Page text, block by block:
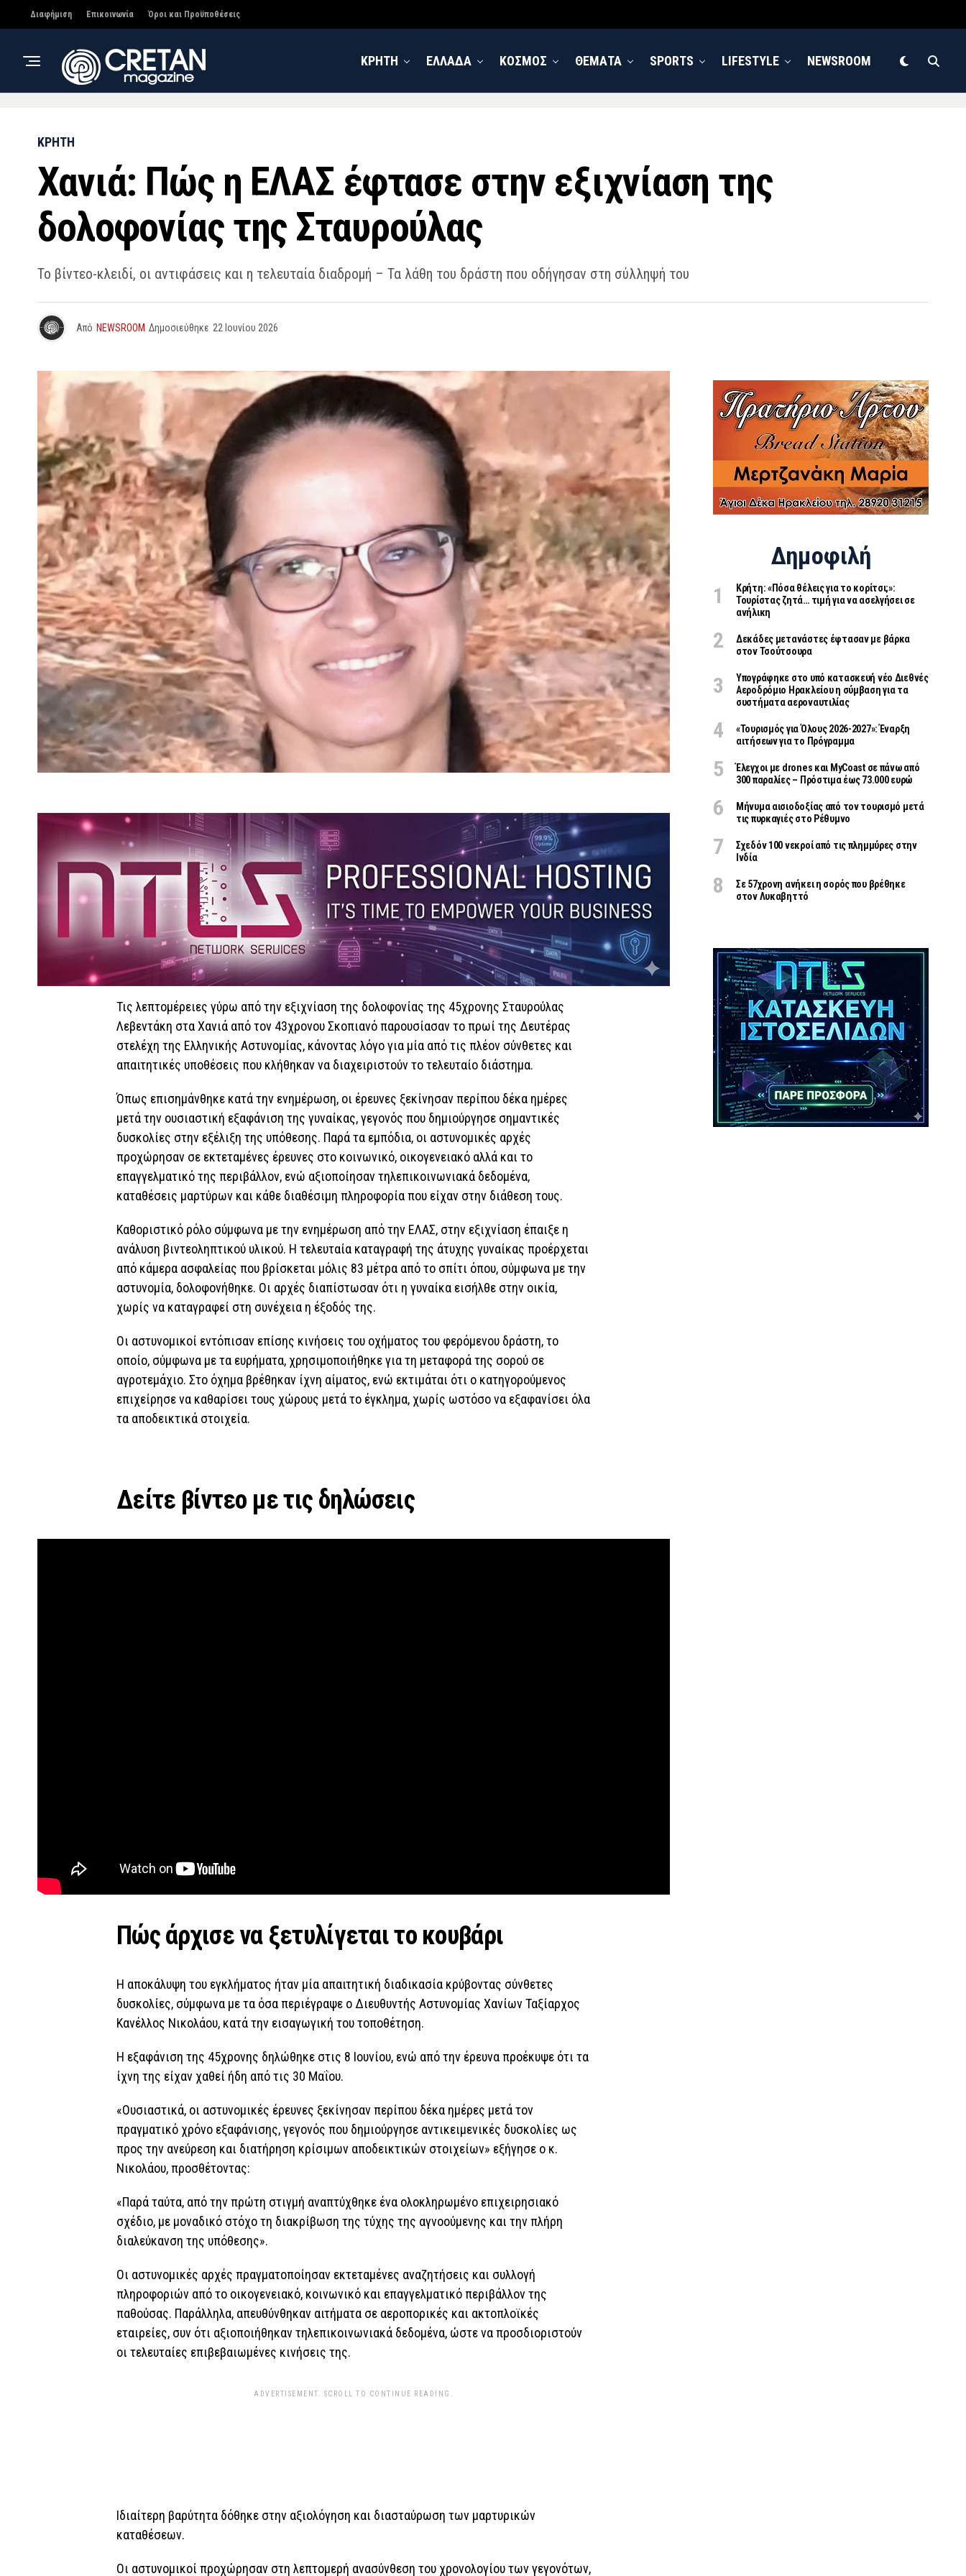
Διαφήμιση Επικοινωνία Όροι και Προϋποθέσεις
ΚΡΗΤΗ ΕΛΛΑΔΑ ΚΟΣΜΟΣ ΘΕΜΑΤΑ SPORTS LIFESTYLE NEWSROOM
ΚΡΗΤΗ
Χανιά: Πώς η ΕΛΑΣ έφτασε στην εξιχνίαση της
δολοφονίας της Σταυρούλας
Το βίντεο-κλειδί, οι αντιφάσεις και η τελευταία διαδρομή – Τα λάθη του δράστη που οδήγησαν στη σύλληψή του
Από NEWSROOM Δημοσιεύθηκε 22 Ιουνίου 2026
Τις λεπτομέρειες γύρω από την εξιχνίαση της δολοφονίας της 45χρονης Σταυρούλας
Λεβεντάκη στα Χανιά από τον 43χρονου Σκοπιανό παρουσίασαν το πρωί της Δευτέρας
στελέχη της Ελληνικής Αστυνομίας, κάνοντας λόγο για μία από τις πλέον σύνθετες και
απαιτητικές υποθέσεις που κλήθηκαν να διαχειριστούν το τελευταίο διάστημα.
Όπως επισημάνθηκε κατά την ενημέρωση, οι έρευνες ξεκίνησαν περίπου δέκα ημέρες
μετά την ουσιαστική εξαφάνιση της γυναίκας, γεγονός που δημιούργησε σημαντικές
δυσκολίες στην εξέλιξη της υπόθεσης. Παρά τα εμπόδια, οι αστυνομικές αρχές
προχώρησαν σε εκτεταμένες έρευνες στο κοινωνικό, οικογενειακό αλλά και το
επαγγελματικό της περιβάλλον, ενώ αξιοποίησαν τηλεπικοινωνιακά δεδομένα,
καταθέσεις μαρτύρων και κάθε διαθέσιμη πληροφορία που είχαν στην διάθεση τους.
Καθοριστικό ρόλο σύμφωνα με την ενημέρωση από την ΕΛΑΣ, στην εξιχνίαση έπαιξε η
ανάλυση βιντεοληπτικού υλικού. Η τελευταία καταγραφή της άτυχης γυναίκας προέρχεται
από κάμερα ασφαλείας που βρίσκεται μόλις 83 μέτρα από το σπίτι όπου, σύμφωνα με την
αστυνομία, δολοφονήθηκε. Οι αρχές διαπίστωσαν ότι η γυναίκα εισήλθε στην οικία,
χωρίς να καταγραφεί στη συνέχεια η έξοδός της.
Οι αστυνομικοί εντόπισαν επίσης κινήσεις του οχήματος του φερόμενου δράστη, το
οποίο, σύμφωνα με τα ευρήματα, χρησιμοποιήθηκε για τη μεταφορά της σορού σε
αγροτεμάχιο. Στο όχημα βρέθηκαν ίχνη αίματος, ενώ εκτιμάται ότι ο κατηγορούμενος
επιχείρησε να καθαρίσει τους χώρους μετά το έγκλημα, χωρίς ωστόσο να εξαφανίσει όλα
τα αποδεικτικά στοιχεία.
Δείτε βίντεο με τις δηλώσεις
Πώς άρχισε να ξετυλίγεται το κουβάρι
Η αποκάλυψη του εγκλήματος ήταν μία απαιτητική διαδικασία κρύβοντας σύνθετες
δυσκολίες, σύμφωνα με τα όσα περιέγραψε ο Διευθυντής Αστυνομίας Χανίων Ταξίαρχος
Κανέλλος Νικολάου, κατά την εισαγωγική του τοποθέτηση.
Η εξαφάνιση της 45χρονης δηλώθηκε στις 8 Ιουνίου, ενώ από την έρευνα προέκυψε ότι τα
ίχνη της είχαν χαθεί ήδη από τις 30 Μαΐου.
«Ουσιαστικά, οι αστυνομικές έρευνες ξεκίνησαν περίπου δέκα ημέρες μετά τον
πραγματικό χρόνο εξαφάνισης, γεγονός που δημιούργησε αντικειμενικές δυσκολίες ως
προς την ανεύρεση και διατήρηση κρίσιμων αποδεικτικών στοιχείων» εξήγησε ο κ.
Νικολάου, προσθέτοντας:
«Παρά ταύτα, από την πρώτη στιγμή αναπτύχθηκε ένα ολοκληρωμένο επιχειρησιακό
σχέδιο, με μοναδικό στόχο τη διακρίβωση της τύχης της αγνοούμενης και την πλήρη
διαλεύκανση της υπόθεσης».
Οι αστυνομικές αρχές πραγματοποίησαν εκτεταμένες αναζητήσεις και συλλογή
πληροφοριών από το οικογενειακό, κοινωνικό και επαγγελματικό περιβάλλον της
παθούσας. Παράλληλα, απευθύνθηκαν αιτήματα σε αεροπορικές και ακτοπλοϊκές
εταιρείες, συν ότι αξιοποιήθηκαν τηλεπικοινωνιακά δεδομένα, ώστε να προσδιοριστούν
οι τελευταίες επιβεβαιωμένες κινήσεις της.
ADVERTISEMENT. SCROLL TO CONTINUE READING.
Ιδιαίτερη βαρύτητα δόθηκε στην αξιολόγηση και διασταύρωση των μαρτυρικών
καταθέσεων.
Οι αστυνομικοί προχώρησαν στη λεπτομερή ανασύνθεση του χρονολογίου των γεγονότων,
Δημοφιλή
Κρήτη: «Πόσα θέλεις για το κορίτσι;»:
Τουρίστας ζητά… τιμή για να ασελγήσει σε
ανήλικη
Δεκάδες μετανάστες έφτασαν με βάρκα
στον Τσούτσουρα
Υπογράφηκε στο υπό κατασκευή νέο Διεθνές
Αεροδρόμιο Ηρακλείου η σύμβαση για τα
συστήματα αεροναυτιλίας
«Τουρισμός για Όλους 2026-2027»: Έναρξη
αιτήσεων για το Πρόγραμμα
Έλεγχοι με drones και MyCoast σε πάνω από
300 παραλίες – Πρόστιμα έως 73.000 ευρώ
Μήνυμα αισιοδοξίας από τον τουρισμό μετά
τις πυρκαγιές στο Ρέθυμνο
Σχεδόν 100 νεκροί από τις πλημμύρες στην
Ινδία
Σε 57χρονη ανήκει η σορός που βρέθηκε
στον Λυκαβηττό